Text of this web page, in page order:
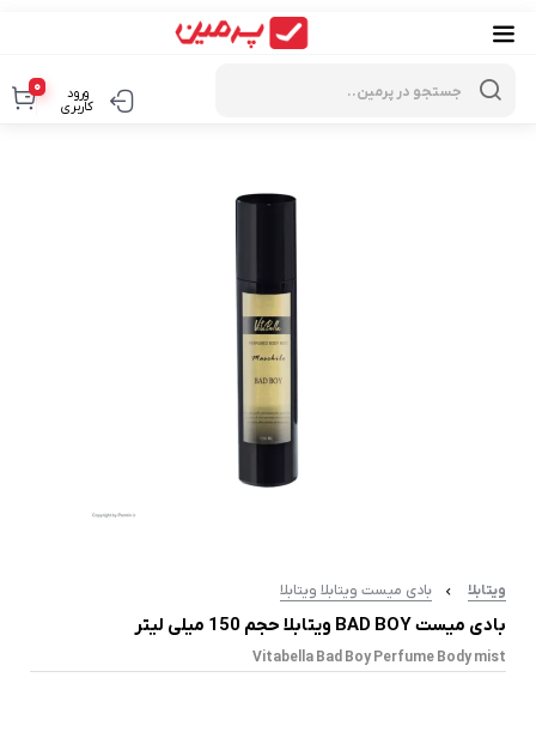
ورود
کاربری
0
ویتابلا بادی میست ویتابلا ویتابلا
بادی میست BAD BOY ویتابلا حجم 150 میلی لیتر
Vitabella Bad Boy Perfume Body mist